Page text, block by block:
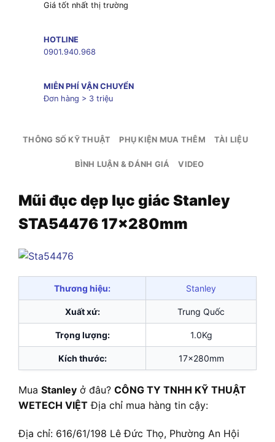
Giá tốt nhất thị trường
HOTLINE
0901.940.968
MIỄN PHÍ VẬN CHUYỂN
Đơn hàng > 3 triệu
THÔNG SỐ KỸ THUẬT PHỤ KIỆN MUA THÊM TÀI LIỆU
BÌNH LUẬN & ĐÁNH GIÁ VIDEO
Mũi đục dẹp lục giác Stanley
STA54476 17x280mm
Thương hiệu: Stanley
Xuất xứ: Trung Quốc
Trọng lượng: 1.0Kg
Kích thước: 17x280mm
Mua Stanley ở đâu? CÔNG TY TNHH KỸ THUẬT
WETECH VIỆT Địa chỉ mua hàng tin cậy:
Địa chỉ: 616/61/198 Lê Đức Thọ, Phường An Hội